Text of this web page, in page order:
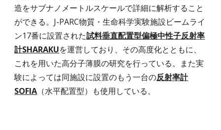
造をサブナノメートルスケールで詳細に解析すること
ができる。J-PARC物質・生命科学実験施設ビームライ
ン17番に設置された試料垂直配置型偏極中性子反射率
計SHARAKUを運営しており、その高度化とともに、
これを用いた高分子薄膜の研究を行っている。また実
験によっては同施設に設置のもう一台の反射率計
SOFIA （水平配置型） も使用している。